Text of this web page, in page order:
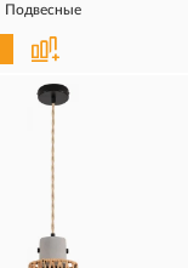
Подвесные